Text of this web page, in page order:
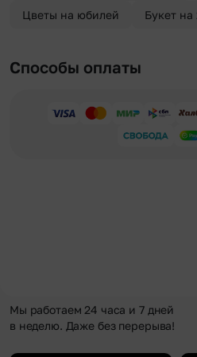
Цветы на юбилей Букет на
Способы оплаты
Мы работаем 24 часа и 7 дней
в неделю. Даже без перерыва!